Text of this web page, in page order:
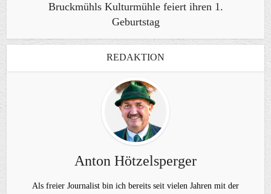
Bruckmühls Kulturmühle feiert ihren 1.
Geburtstag
REDAKTION
Anton Hötzelsperger
Als freier Journalist bin ich bereits seit vielen Jahren mit der